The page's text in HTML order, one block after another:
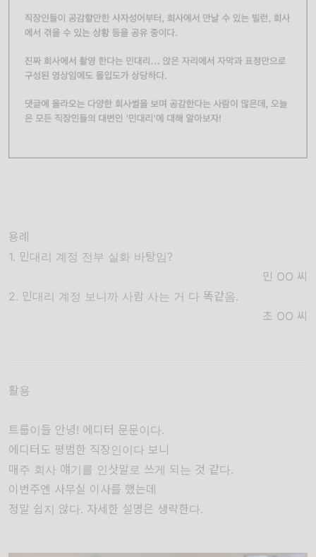
용례
1. 민대리 계정 전부 실화 바탕임?
민 OO 씨
2. 민대리 계정 보니까 사람 사는 거 다 똑같음.
초 OO 씨
활용
트룹이들 안녕! 에디터 문문이다.
에디터도 평범한 직장인이다 보니
매주 회사 얘기를 인삿말로 쓰게 되는 것 같다.
이번주엔 사무실 이사를 했는데
정말 쉽지 않다. 자세한 설명은 생략한다.